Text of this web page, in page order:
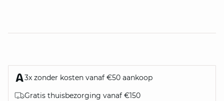
3x zonder kosten vanaf €50 aankoop
Gratis thuisbezorging vanaf €150